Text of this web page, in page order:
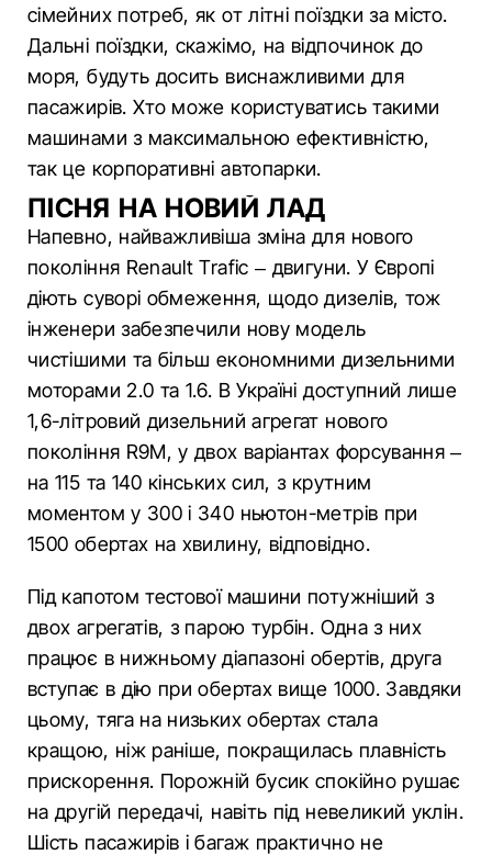
сімейних потреб, як от літні поїздки за місто.
Дальні поїздки, скажімо, на відпочинок до
моря, будуть досить виснажливими для
пасажирів. Хто може користуватись такими
машинами з максимальною ефективністю,
так це корпоративні автопарки.
ПІСНЯ НА НОВИЙ ЛАД
Напевно, найважливіша зміна для нового
покоління Renault Trafic – двигуни. У Європі
діють суворі обмеження, щодо дизелів, тож
інженери забезпечили нову модель
чистішими та більш економними дизельними
моторами 2.0 та 1.6. В Україні доступний лише
1,6-літровий дизельний агрегат нового
покоління R9M, у двох варіантах форсування –
на 115 та 140 кінських сил, з крутним
моментом у 300 і 340 ньютон-метрів при
1500 обертах на хвилину, відповідно.
Під капотом тестової машини потужніший з
двох агрегатів, з парою турбін. Одна з них
працює в нижньому діапазоні обертів, друга
вступає в дію при обертах вище 1000. Завдяки
цьому, тяга на низьких обертах стала
кращою, ніж раніше, покращилась плавність
прискорення. Порожній бусик спокійно рушає
на другій передачі, навіть під невеликий уклін.
Шість пасажирів і багаж практично не